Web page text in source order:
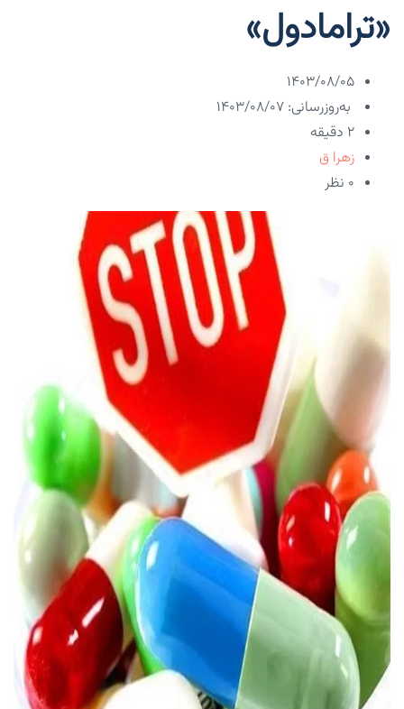
«ترامادول»
۱۴۰۳/۰۸/۰۵
به‌روزرسانی: ۱۴۰۳/۰۸/۰۷
2 دقیقه
زهرا ق
۰ نظر